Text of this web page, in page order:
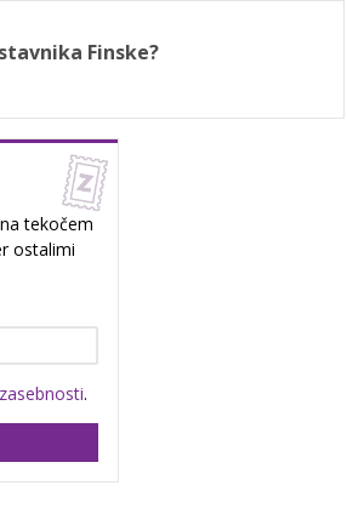
Finske?
tekočem
ostalimi
.